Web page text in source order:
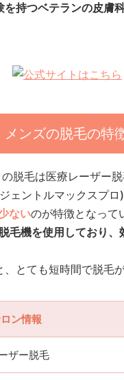
持つベテランの皮膚
ンズの脱毛の特
脱毛は医療レーザー
ェントルマックスプロ
ないのが特徴となって
毛機を使用しており
とても短時間で脱毛
ン情報
ザー脱毛